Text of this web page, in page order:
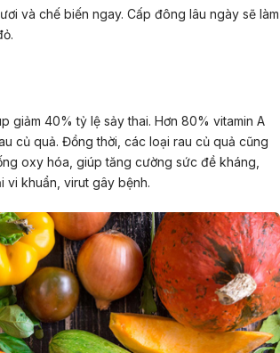
và chế biến ngay. Cấp đông lâu ngày sẽ làm
giảm 40% tỷ lệ sảy thai. Hơn 80% vitamin A
củ quả. Đồng thời, các loại rau củ quả cũng
oxy hóa, giúp tăng cường sức đề kháng,
vi khuẩn, virut gây bệnh.